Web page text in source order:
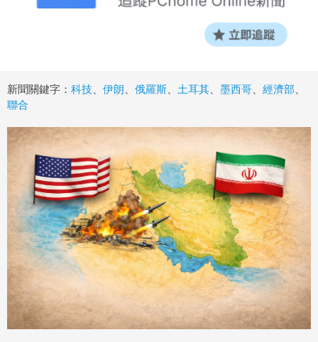
新聞關鍵字： 科技 伊朗 俄羅斯 土耳其 墨西哥 經濟部
聯合